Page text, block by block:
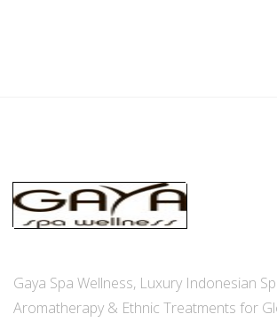
Gaya Spa Wellness, Luxury Indonesian
Aromatherapy & Ethnic Treatments for